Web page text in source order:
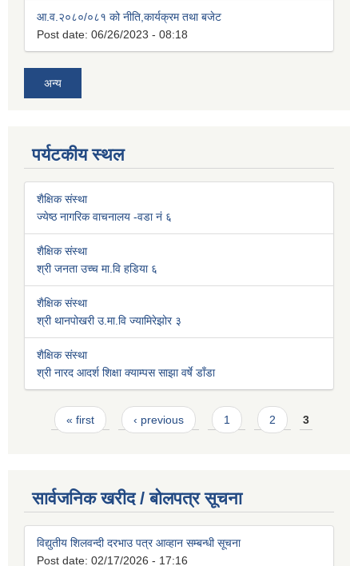
आ.व.२०८०/०८१ को नीति,कार्यक्रम तथा बजेट
Post date: 06/26/2023 - 08:18
अन्य
पर्यटकीय स्थल
शैक्षिक संस्था
ज्येष्ठ नागरिक वाचनालय -वडा नं ६
शैक्षिक संस्था
श्री जनता उच्च मा.वि हडिया ६
शैक्षिक संस्था
श्री थानपोखरी उ.मा.वि ज्यामिरेझोर ३
शैक्षिक संस्था
श्री नारद आदर्श शिक्षा क्याम्पस साझा वर्षे डाँडा
Pages
« first ‹ previous 1 2 3
सार्वजनिक खरीद / बोलपत्र सूचना
विद्युतीय शिलवन्दी दरभाउ पत्र आव्हान सम्बन्धी सूचना
Post date: 02/17/2026 - 17:16